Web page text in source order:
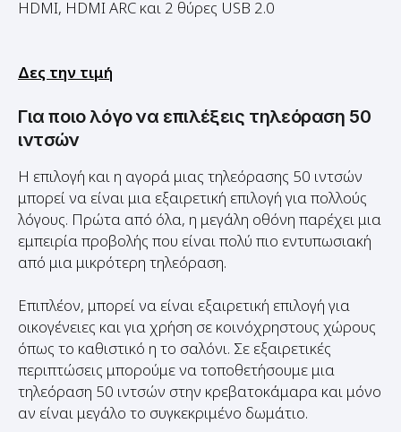
Για ποιο λόγο να επιλέξεις τηλεόραση 50
ιντσών
Η επιλογή και η αγορά μιας τηλεόρασης 50 ιντσών
λόγους. Πρώτα από όλα, η μεγάλη οθόνη παρέχει μια
εμπειρία προβολής που είναι πολύ πιο εντυπωσιακή
από μια μικρότερη τηλεόραση.
Επιπλέον, μπορεί να είναι εξαιρετική επιλογή για
όπως το καθιστικό η το σαλόνι. Σε εξαιρετικές
περιπτώσεις μπορούμε να τοποθετήσουμε μια
τηλεόραση 50 ιντσών στην κρεβατοκάμαρα και μόνο
αν είναι μεγάλο το συγκεκριμένο δωμάτιο.
Επιπλέον, η τηλεόραση 50 ιντσών μπορεί να είναι